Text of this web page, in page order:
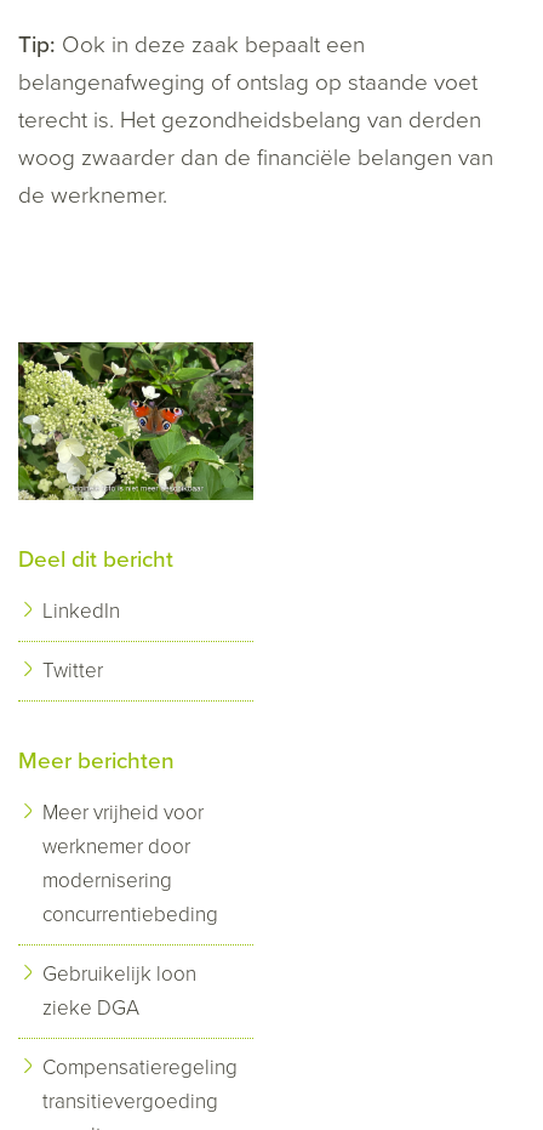
Tip: Ook in deze zaak bepaalt een
belangenafweging of ontslag op staande voet
terecht is. Het gezondheidsbelang van derden
woog zwaarder dan de financiële belangen van
de werknemer.
Deel dit bericht
LinkedIn
Twitter
Meer berichten
Meer vrijheid voor
werknemer door
modernisering
concurrentiebeding
Gebruikelijk loon
zieke DGA
Compensatieregeling
transitievergoeding